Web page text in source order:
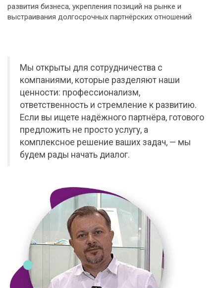
развития бизнеса, укрепления позиций на рынке и
выстраивания долгосрочных партнёрских отношений
Мы открыты для сотрудничества с
компаниями, которые разделяют наши
ценности: профессионализм,
ответственность и стремление к развитию.
Если вы ищете надёжного партнёра, готового
предложить не просто услугу, а
комплексное решение ваших задач, — мы
будем рады начать диалог.